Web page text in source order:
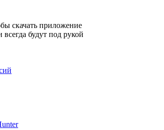
скачать приложение
будут под рукой